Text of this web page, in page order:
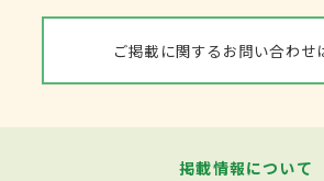
ご掲載に関するお問い合わせ
掲載情報について